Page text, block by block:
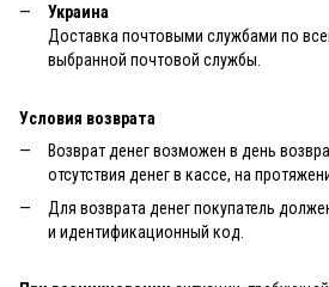
Украина
Доставка почтовыми службами по
выбранной почтовой службы.
Условия возврата
Возврат денег возможен в день
отсутствия денег в кассе, на
Для возврата денег покупатель
и идентификационный код.